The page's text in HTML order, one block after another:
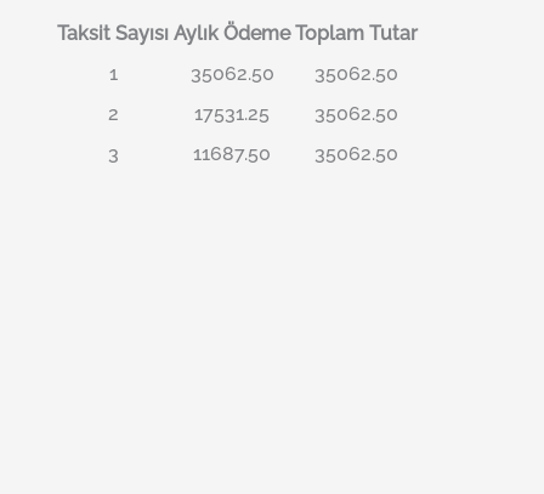
Taksit Sayısı Aylık Ödeme Toplam Tutar
1
35062.50
35062.50
2
17531.25
35062.50
3
11687.50 35062.50